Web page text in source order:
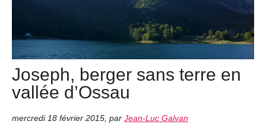
Joseph, berger sans terre en
vallée d’Ossau
mercredi 18 février 2015, par Jean-Luc Galvan